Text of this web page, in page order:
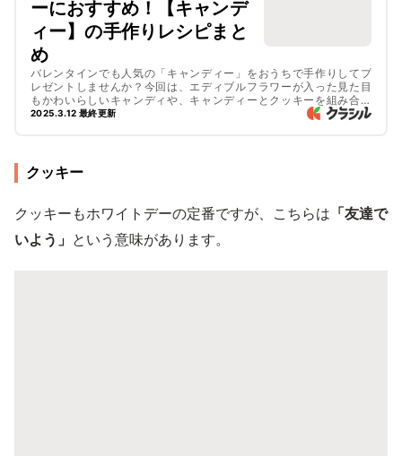
ーにおすすめ！【キャンデ
ィー】の手作りレシピまと
め
バレンタインでも人気の「キャンディー」をおうちで手作りしてプ
レゼントしませんか？今回は、エディブルフラワーが入った見た目
もかわいらしいキャンディや、キャンディーとクッキーを組み合わ
せたステンドグラスクッキー、話題のダルゴナなど、バラエティに
2025.3.12 最終更新
クッキー
クッキーもホワイトデーの定番ですが、こちらは 「友達で
いよう」 という意味があります。